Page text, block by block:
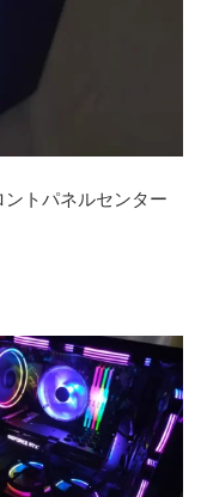
トパネルセンター